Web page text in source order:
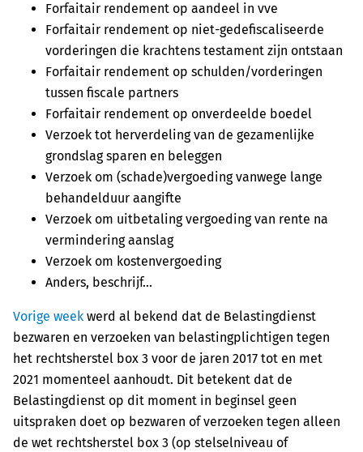
Forfaitair rendement op aandeel in vve
Forfaitair rendement op niet-gedefiscaliseerde
vorderingen die krachtens testament zijn ontstaan
Forfaitair rendement op schulden/vorderingen
tussen fiscale partners
Forfaitair rendement op onverdeelde boedel
Verzoek tot herverdeling van de gezamenlijke
grondslag sparen en beleggen
Verzoek om (schade)vergoeding vanwege lange
behandelduur aangifte
Verzoek om uitbetaling vergoeding van rente na
vermindering aanslag
Verzoek om kostenvergoeding
Anders, beschrijf...
Vorige week werd al bekend dat de Belastingdienst
bezwaren en verzoeken van belastingplichtigen tegen
het rechtsherstel box 3 voor de jaren 2017 tot en met
2021 momenteel aanhoudt. Dit betekent dat de
Belastingdienst op dit moment in beginsel geen
uitspraken doet op bezwaren of verzoeken tegen alleen
de wet rechtsherstel box 3 (op stelselniveau of